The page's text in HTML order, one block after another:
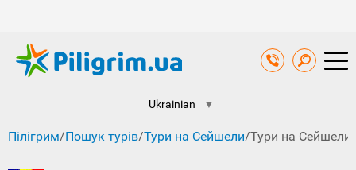
Ukrainian ▼
Пілігрим/Пошук турів/Тури на Сейшели/Тури на Сейшели